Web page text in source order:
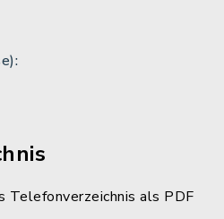
Telefonverzeichnis als PDF